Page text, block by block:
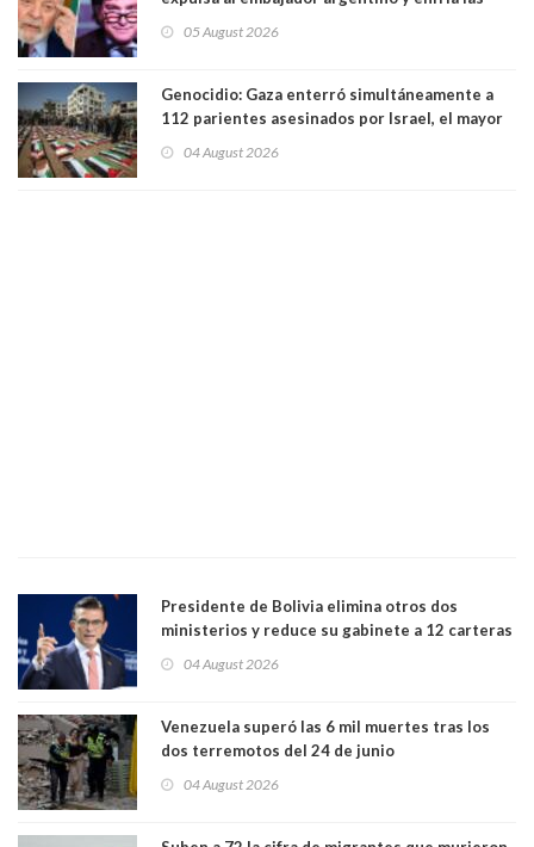
trasandino
05 August 2026
Genocidio: Gaza enterró simultáneamente a
112 parientes asesinados por Israel, el mayor
muertos figuran 44 niños y nueve ancianos
04 August 2026
Presidente de Bolivia elimina otros dos
ministerios y reduce su gabinete a 12 carteras
04 August 2026
Venezuela superó las 6 mil muertes tras los
dos terremotos del 24 de junio
04 August 2026